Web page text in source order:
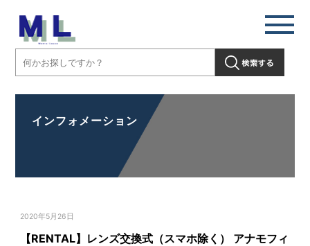
インフォメーション
2020年5月26日
【RENTAL】レンズ交換式（スマホ除く） アナモフィ